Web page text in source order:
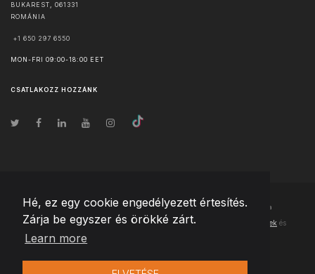
Hé, ez egy cookie engedélyezett értesítés.
Zárja be egyszer és örökké zárt.
Learn more
BUKAREST
061331
ROMÁNIA
+1 650 297 6550
MON-FRI 09:00-18:00 EET
CSATLAKOZZ HOZZÁNK
© Szerzői jog2026 Team Extension Hungary- Minden jog fenntartva
Changelog ● Ezen webhely használatával elfogadja Használati feltételek és